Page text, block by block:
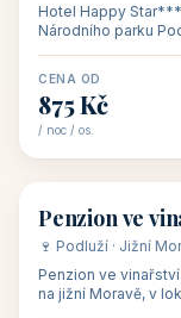
Hotel Happy
Národního parku
CENA OD
875 Kč
/ noc / os.
🏡 penzion
Penzion ve
🍷 Podluží · Jižní
Penzion ve
na jižní Moravě, v